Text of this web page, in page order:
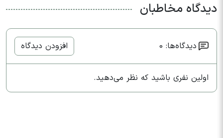
دیدگاه مخاطبان
دیدگاه‌ها: 0 افزودن دیدگاه
اولین نفری باشید که نظر می‌دهید.